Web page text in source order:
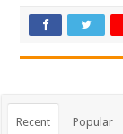
Recent Popular